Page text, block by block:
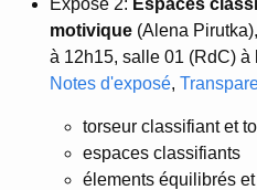
Exposé 2: Espaces
motivique (Alena
à 12h15, salle 01 (RdC) à
Notes d'exposé,
torseur classifiant et
espaces classifiants
élements équilibrés